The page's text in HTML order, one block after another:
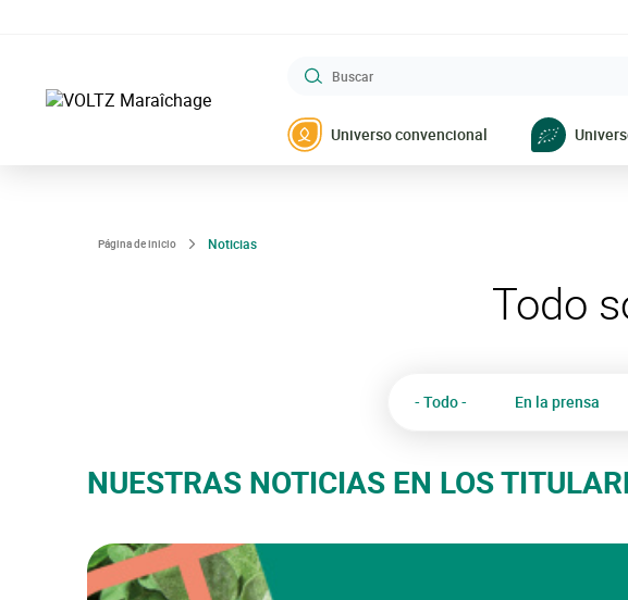
VOLTZ Maraîchage
Buscar
Universo convencional
Página de inicio Noticias
Todo
- Todo - En la prensa
NUESTRAS NOTICIAS EN LOS